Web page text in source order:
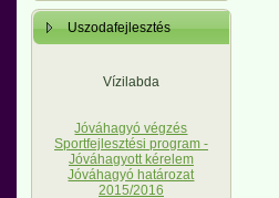
Uszodafejlesztés
Vízilabda
Jóváhagyó végzés
Sportfejlesztési program -
Jóváhagyott kérelem
Jóváhagyó határozat
2015/2016